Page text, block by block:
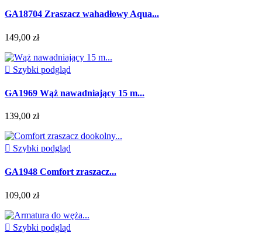
GA18704 Zraszacz wahadłowy Aqua...
149,00 zł
 Szybki podgląd
GA1969 Wąż nawadniający 15 m...
139,00 zł
 Szybki podgląd
GA1948 Comfort zraszacz...
109,00 zł
 Szybki podgląd